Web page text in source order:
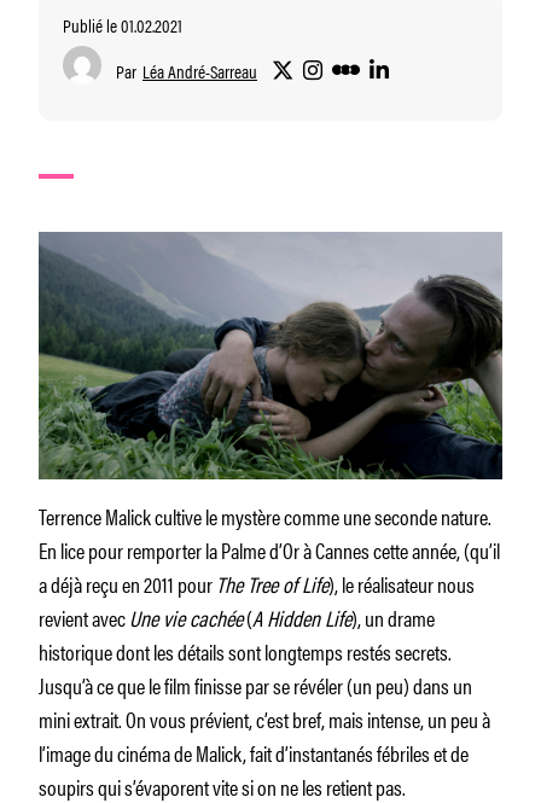
Publié le 01.02.2021
Par Léa André-Sarreau
Terrence Malick cultive le mystère comme une seconde nature.
En lice pour remporter la Palme d’Or à Cannes cette année, (qu’il
a déjà reçu en 2011 pour The Tree of Life), le réalisateur nous
revient avecUne vie cachée(A Hidden Life), un drame
historique dont les détails sont longtemps restés secrets.
Jusqu’à ce que le film finisse par se révéler (un peu) dans un
mini extrait. On vous prévient, c’est bref, mais intense, un peu à
l’image du cinéma de Malick, fait d’instantanés fébriles et de
soupirs qui s’évaporent vite si on ne les retient pas.